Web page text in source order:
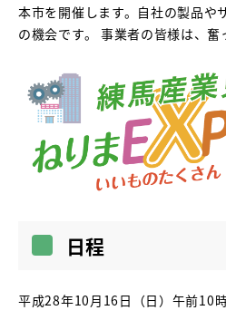
本市を開催します。自社の製品や
の機会です。 事業者の皆様は、奮
日程
平成28年10月16日（日）午前10